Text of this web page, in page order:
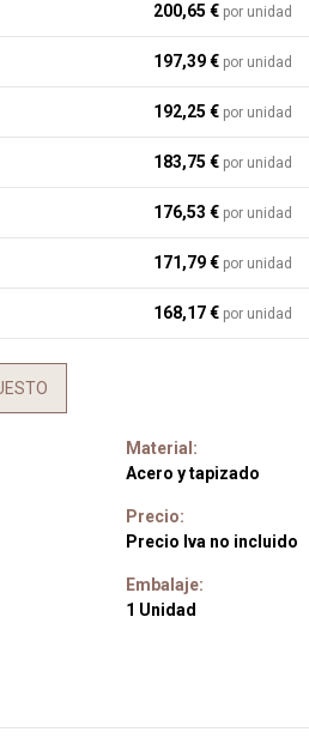
200,65 € por unidad
197,39 € por unidad
192,25 € por unidad
183,75 € por unidad
176,53 € por unidad
171,79 € por unidad
168,17 € por unidad
Material:
Acero y tapizado
Precio:
Precio Iva no incluido
Embalaje:
1 Unidad